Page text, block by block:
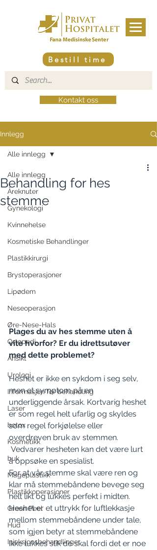
Bestill time
Kontakt oss
Innlegg
Alle innlegg
Åreknuter
Gynekologi
Kvinnehelse
Kosmetiske Behandlinger
Plastikkirurgi
Brystoperasjoner
Lipødem
Neseoperasjon
Øre-Nese-Hals
Ortopedi
Ansikt
Urologi
Informasjon før behandling
Laser
botox
Kosmetikk
buk
Mageplastikk
Plastikkoperasjoner
Green Peel
Hud
Injeksjonsbehandlinger
Alle innlegg
Behandling for hes
stemme
Plages du av hes stemme uten å
vite hvorfor? Er du idrettsutøver
med dette problemet?
Heshet er ikke en sykdom i seg selv,
men et symptom på en
underliggende årsak. Kortvarig heshet
er som regel helt ufarlig og skyldes
som regel forkjølelse eller
overdreven bruk av stemmen.
Vedvarer hesheten kan det være lurt
å oppsøke en spesialist.
For at vår stemme skal være ren og
klar må stemmebåndene bevege seg
helt likt og lukkes perfekt i midten.
Heshet er et uttrykk for luftlekkasje
mellom stemmebåndene under tale,
som igjen betyr at stemmebåndene
ikke lukkes slik de skal fordi det er noe